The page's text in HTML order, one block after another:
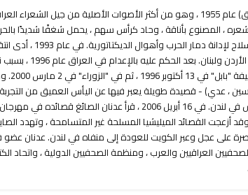
ولد عدنان الصايغ في الكوفة (العراق) عام 1955 ، وهو من أكثر الأصوات الأصلية من جيل الشعراء
شعره ، المصنوع بأناقة ، وحاد كرأس سهم ، يحمل شغفًا شديدًا
والجمال. يستخدم عدنان كلماته كسلاح لإدانة دمار الحرب وأهوال
المطلق للظلم والظلم إلى نفيه في الأردن
أوروك (نُشرت
، عدي) - قصيدة طويلة يعبر فيها عن اليأس العميق من التجربة
لجأ إلى السويد. منذ عام 2004 يعيش في لندن. في 16 أبريل 2006 ، قرأ عدنان الصائغ قصائده
أزعجت القصائد الميليشيا المسلحة غير المتسامحة ، وتهدد
على عجل وعبر الكويت للعودة إلى منفاه في لندن. عدنان عضو
العراقيين والعرب ، ومنظمة الصحفيين الدولية ، واتحاد